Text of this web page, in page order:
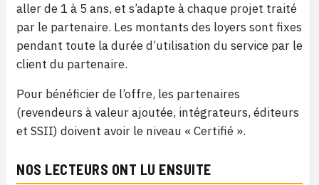
aller de 1 à 5 ans, et s’adapte à chaque projet traité
par le partenaire. Les montants des loyers sont fixes
pendant toute la durée d’utilisation du service par le
client du partenaire.
Pour bénéficier de l’offre, les partenaires
(revendeurs à valeur ajoutée, intégrateurs, éditeurs
et SSII) doivent avoir le niveau « Certifié ».
NOS LECTEURS ONT LU ENSUITE